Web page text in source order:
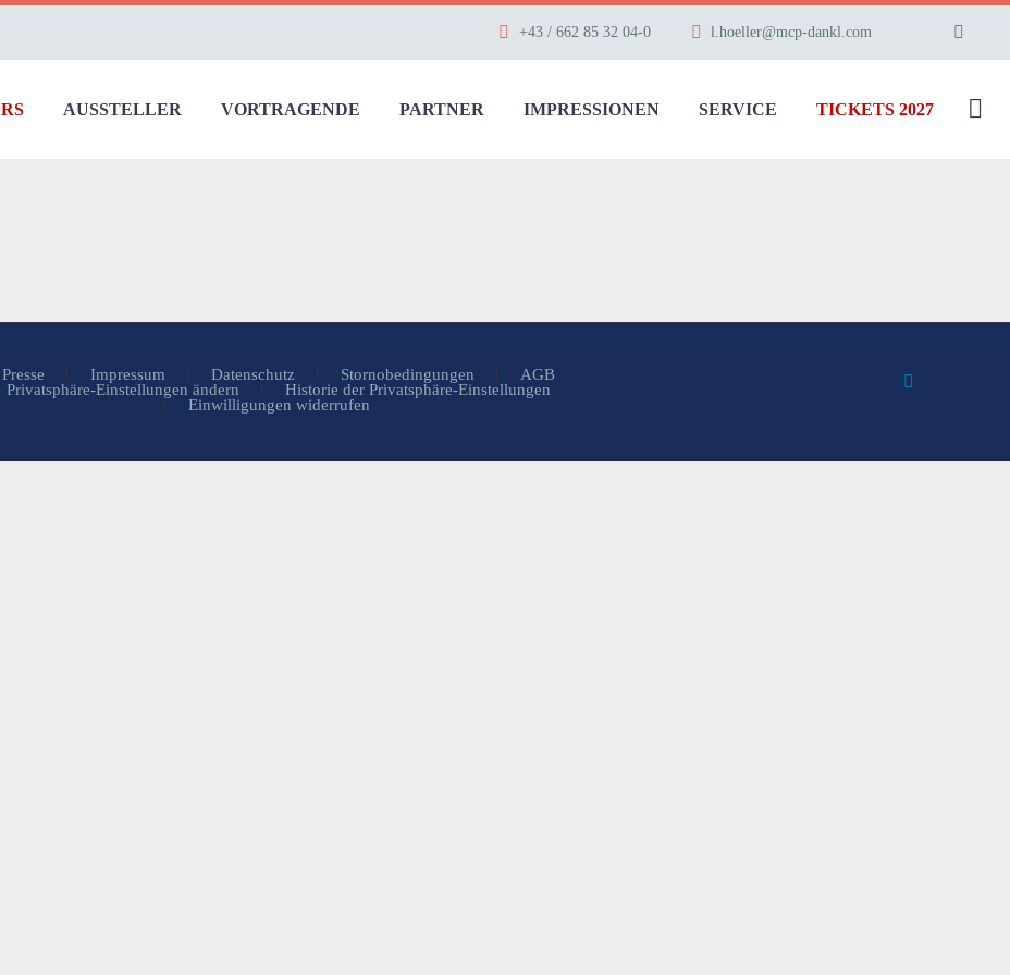
+43 / 662 85 32 04-0 l.hoeller@mcp-dankl.com
AUSSTELLER VORTRAGENDE PARTNER IMPRESSIONEN SERVICE TICKETS 2027
Presse Impressum Datenschutz Stornobedingungen
AGB
Privatsphäre-Einstellungen ändern
Historie der Privatsphäre-Einstellungen
Einwilligungen widerrufen